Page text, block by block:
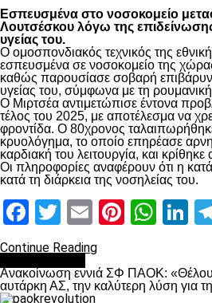
Εσπευσμένα στο νοσοκομείο
Λουτσέσκου λόγω της
υγείας του.
Ο ομοσπονδιακός τεχνικός της
εσπευσμένα σε νοσοκομείο της χώρας
καθώς παρουσίασε σοβαρή
υγείας του, σύμφωνα με τη
Ο Μιρτσέα αντιμετώπισε έντονα
τέλος του 2025, με αποτέλεσμα να
φροντίδα. Ο 80χρονος
κρυολόγημα, το οποίο επηρέασε
καρδιακή του λειτουργία, και
Οι πληροφορίες αναφέρουν ότι η
κατά τη διάρκεια της νοσηλείας του.
Facebook
Twitter
Email
Continue Reading
Ανακοίνωση εννιά ΣΦ ΠΑΟΚ:
αυτάρκη ΑΣ, την καλύτερη λύση για